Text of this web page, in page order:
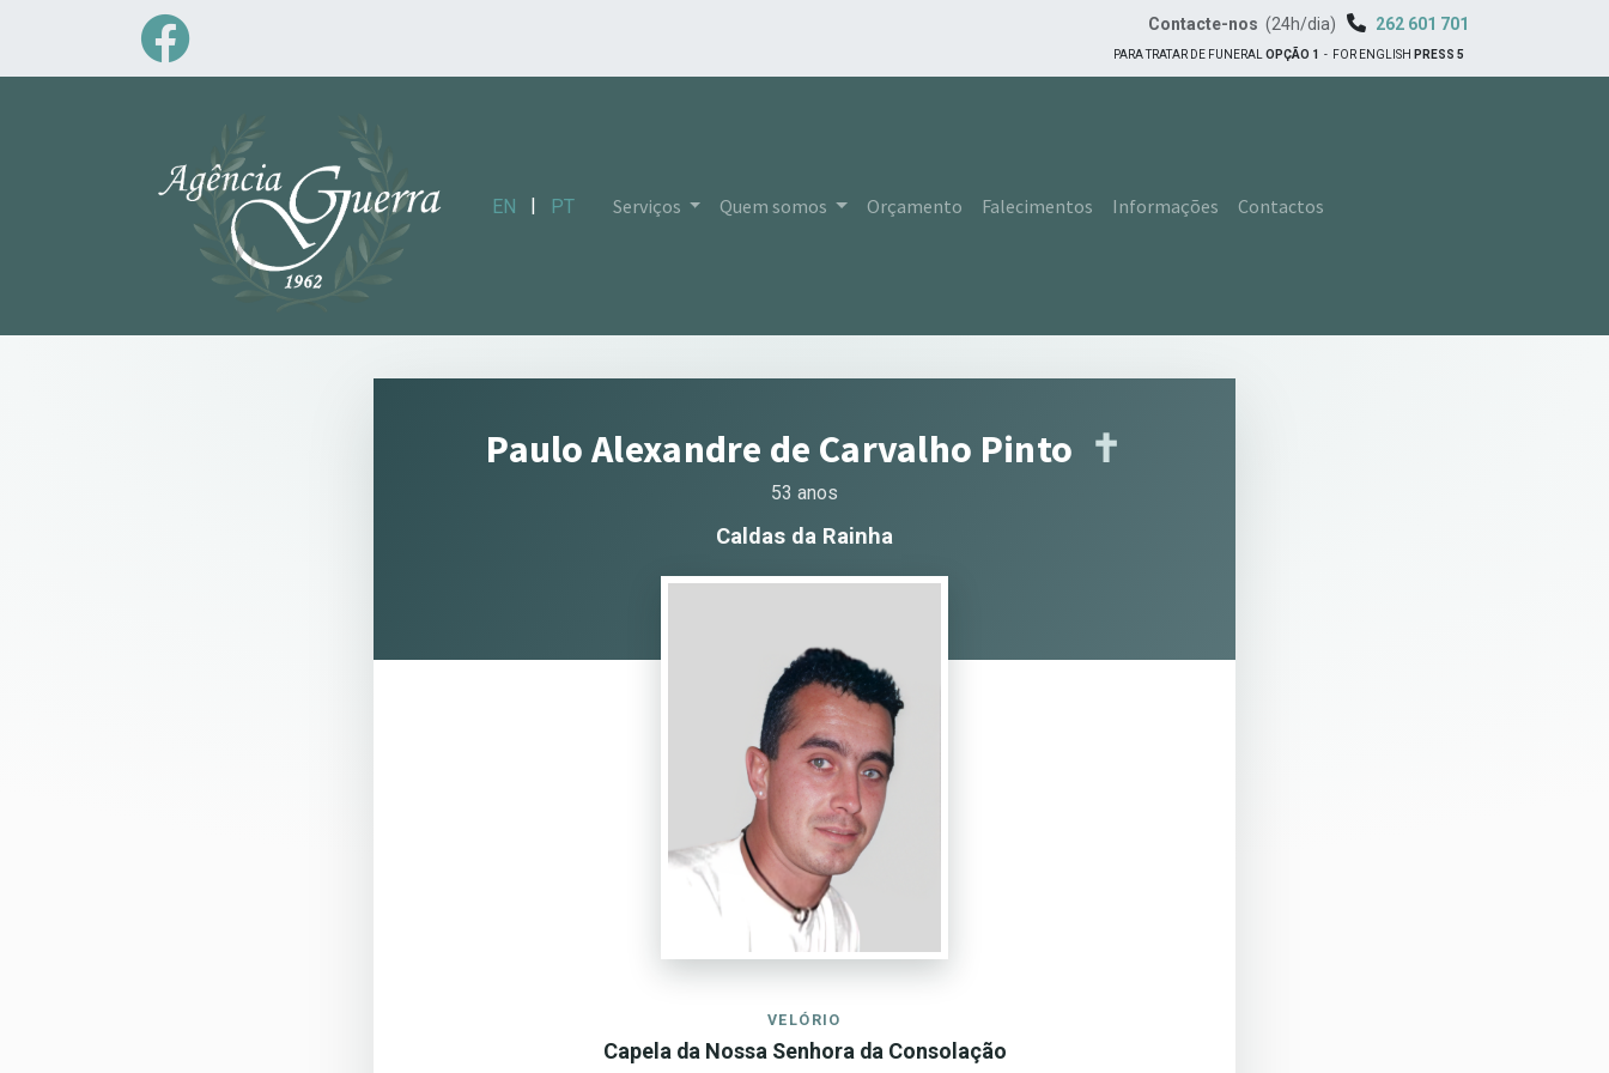
Contacte-nos (24h/dia) 262 601 701
PARA TRATAR DE FUNERAL OPÇÃO 1 - FOR ENGLISH PRESS 5
EN | PT Serviços Quem somos Orçamento Falecimentos Informações Contactos
Paulo Alexandre de Carvalho Pinto ✝︎
53 anos
Caldas da Rainha
VELÓRIO
Capela da Nossa Senhora da Consolação